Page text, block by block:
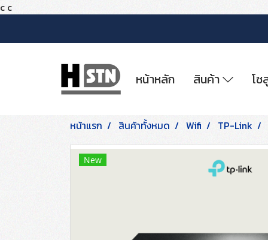
c c
หน้าหลัก สินค้า โ
หน้าแรก สินค้าทั้งหมด Wifi TP-Link
New